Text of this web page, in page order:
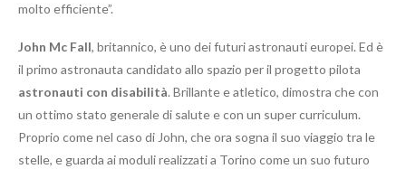
molto efficiente”.
John Mc Fall, britannico, è uno dei futuri astronauti europei. Ed è
il primo astronauta candidato allo spazio per il progetto pilota
astronauti con disabilità. Brillante e atletico, dimostra che con
un ottimo stato generale di salute e con un super curriculum.
Proprio come nel caso di John, che ora sogna il suo viaggio tra le
stelle, e guarda ai moduli realizzati a Torino come un suo futuro